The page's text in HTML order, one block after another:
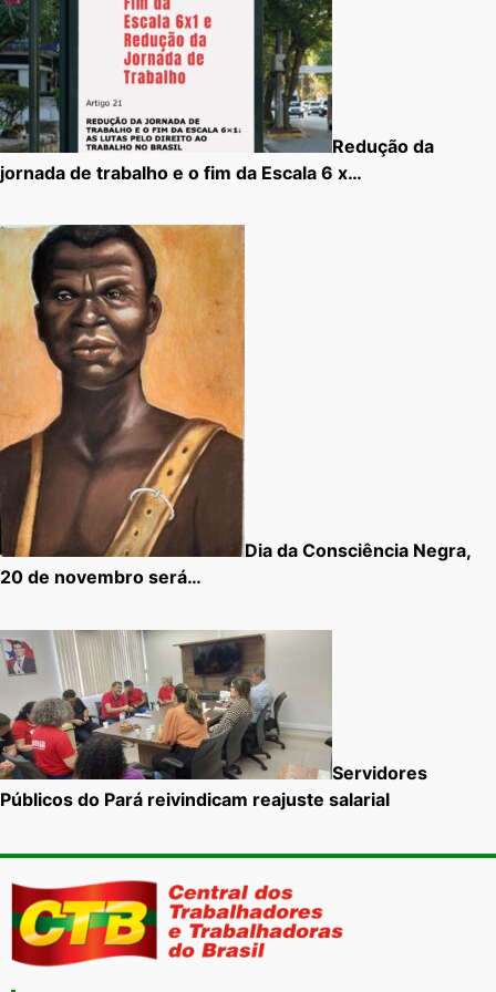
Redução da
jornada de trabalho e o fim da Escala 6 x…
Dia da Consciência Negra,
20 de novembro será…
Servidores
Públicos do Pará reivindicam reajuste salarial